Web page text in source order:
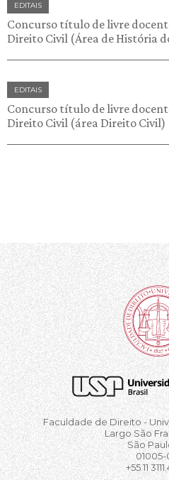
EDITAIS
Concurso título de livre
Direito Civil (Área de História
EDITAIS
Concurso título de livre
Direito Civil (área Direito Civil)
Faculdade de Direito -
Largo São
São
01005-
+55 11